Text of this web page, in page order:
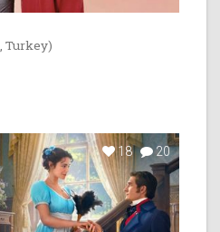
Turkey)
18 20